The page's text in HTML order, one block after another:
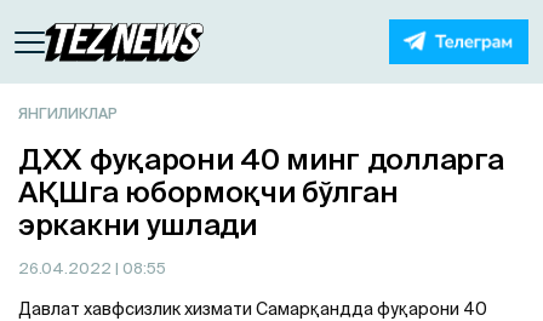
ЯНГИЛИКЛАР
ДХХ фуқарони 40 минг долларга
АҚШга юбормоқчи бўлган
эркакни ушлади
26.04.2022 | 08:55
Давлат хавфсизлик хизмати Самарқандда фуқарони 40